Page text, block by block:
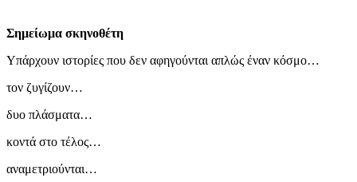
Σημείωμα σκηνοθέτη
Υπάρχουν ιστορίες που δεν αφηγούνται απλώς έναν κόσμο…
τον ζυγίζουν…
δυο πλάσματα…
κοντά στο τέλος…
αναμετριούνται…